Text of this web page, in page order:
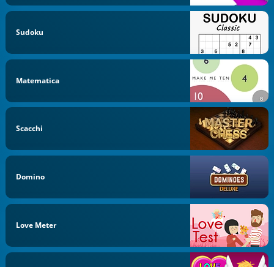
Sudoku
Matematica
Scacchi
Domino
Love Meter